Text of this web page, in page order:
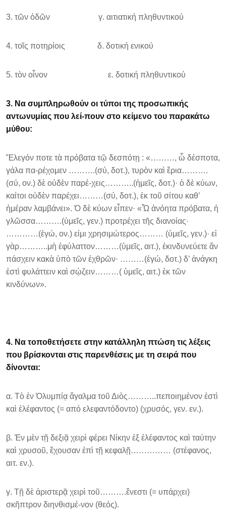
3. τῶν ὁδῶν γ. αιτιατική πληθυντικού
4. τοῖς ποτηρίοις δ. δοτική ενικού
5. τὸν οἶνον ε. δοτική πληθυντικού
3. Να συμπληρωθούν οι τύποι της προσωπικής
αντωνυμίας που λεί-πουν στο κείμενο του παρακάτω
μύθου:
Ἔλεγόν ποτε τὰ πρόβατα τῷ δεσπότῃ : «………, ὦ δέσποτα,
γάλα πα-ρέχομεν ……….(σύ, δοτ.), τυρὸν καὶ ἔρια……….
(σύ, ον.) δὲ οὐδὲν παρέ-χεις………..(ἡμεῖς, δοτ.)· ὁ δὲ κύων,
καίτοι οὐδὲν παρέχει………(σύ, δοτ.), ἐκ τοῦ σίτου καθ’
ἡμέραν λαμβάνει». Ὁ δὲ κύων εἶπεν· «Ὦ ἀνόητα πρόβατα, ἡ
γλῶσσα……….(ὑμεῖς, γεν.) προτρέχει τῆς διανοίας·
…………(ἐγώ, ον.) εἰμι χρησιμώτερος……… (ὑμεῖς, γεν.)· εἰ
γὰρ………..μὴ ἐφύλαττον………(ὑμεῖς, αιτ.), ἐκινδυνεύετε ἄν
πάσχειν κακὰ ὑπὸ τῶν ἐχθρῶν· ………(ἐγώ, δοτ.) δ’ ἀνάγκη
ἐστὶ φυλάττειν καὶ σῴζειν………( ὑμεῖς, αιτ.) ἐκ τῶν
κινδύνων».
4. Να τοποθετήσετε στην κατάλληλη πτώση τις λέξεις
που βρίσκονται στις παρενθέσεις με τη σειρά που
δίνονται:
α. Τὸ ἐν Ὀλυμπίᾳ ἄγαλμα τοῦ Διὸς………..πεποιημένον ἐστὶ
καὶ ἐλέφαντος (= από ελεφαντόδοντο) (χρυσός, γεν. εν.).
β. Ἐν μὲν τῇ δεξιᾷ χειρὶ φέρει Νίκην ἐξ ἐλέφαντος καὶ ταύτην
καὶ χρυσοῦ, ἔχουσαν ἐπὶ τῇ κεφαλῇ…………… (στέφανος,
αιτ. εν.).
γ. Τῇ δὲ ἀριστερᾷ χειρὶ τοῦ……….ἔνεστι (= υπάρχει)
σκῆπτρον διηνθισμέ-νον (θεός).